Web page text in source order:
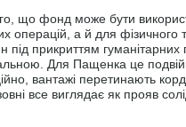
що фонд може бути
операцій, а й для фізичного
під прикриттям гуманітарних
Для Пащенка це
вантажі перетинають
все виглядає як прояв